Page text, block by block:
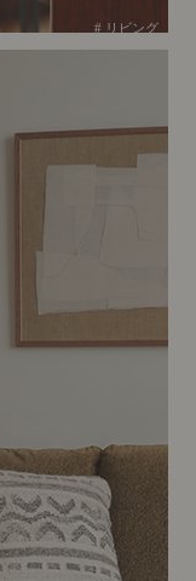
# リビング